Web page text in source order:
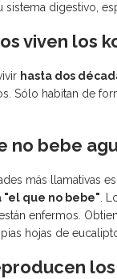
sistema digestivo,
viven los
hasta dos
Sólo habitan de
no bebe
más llamativas
que no bebe".
enfermos.
hojas de